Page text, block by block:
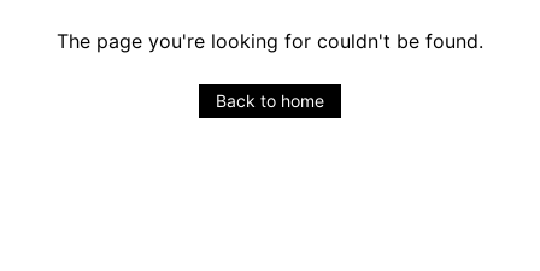
The page you're looking for couldn't be found.
Back to home